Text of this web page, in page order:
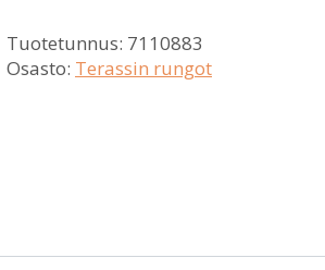
Tuotetunnus: 7110883
Osasto: Terassin rungot